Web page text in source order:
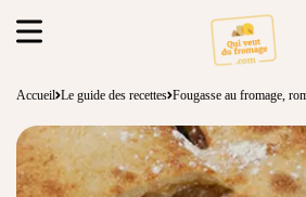
Accueil Le guide des recettes Fougasse au fromage,